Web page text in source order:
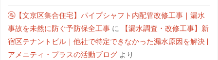
🚰【文京区集合住宅】パイプシャフト内配管改修工事｜漏水
事故を未然に防ぐ予防保全工事 に
【漏水調査・改修工事】新
宿区テナントビル｜他社で特定できなかった漏水原因を解決 |
アメニティ・プラスの活動ブログ より